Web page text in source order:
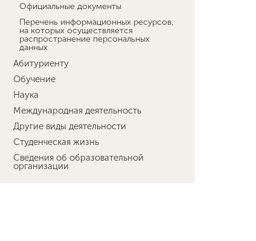
Официальные документы
Перечень информационных ресурсов,
на которых осуществляется
распространение персональных
данных
Абитуриенту
Обучение
Наука
Международная деятельность
Другие виды деятельности
Студенческая жизнь
Сведения об образовательной
организации